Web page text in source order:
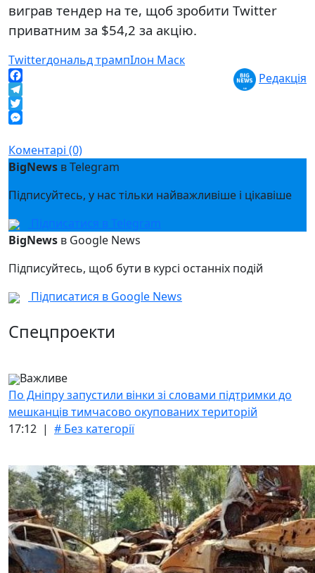
виграв тендер на те, щоб зробити Twitter
приватним за $54,2 за акцію.
Twitterдональд трампІлон Маск
Facebook
Telegram
Twitter
Редакція
Коментарі (0)
BigNews в Telegram
Підписуйтесь, у нас тільки найважливіше і цікавіше
Підписатися в Telegram
BigNews в Google News
Підписуйтесь, щоб бути в курсі останніх подій
Підписатися в Google News
Спецпроекти
Важливе
По Дніпру запустили вінки зі словами підтримки до
мешканців тимчасово окупованих територій
17:12 | # Без категорії